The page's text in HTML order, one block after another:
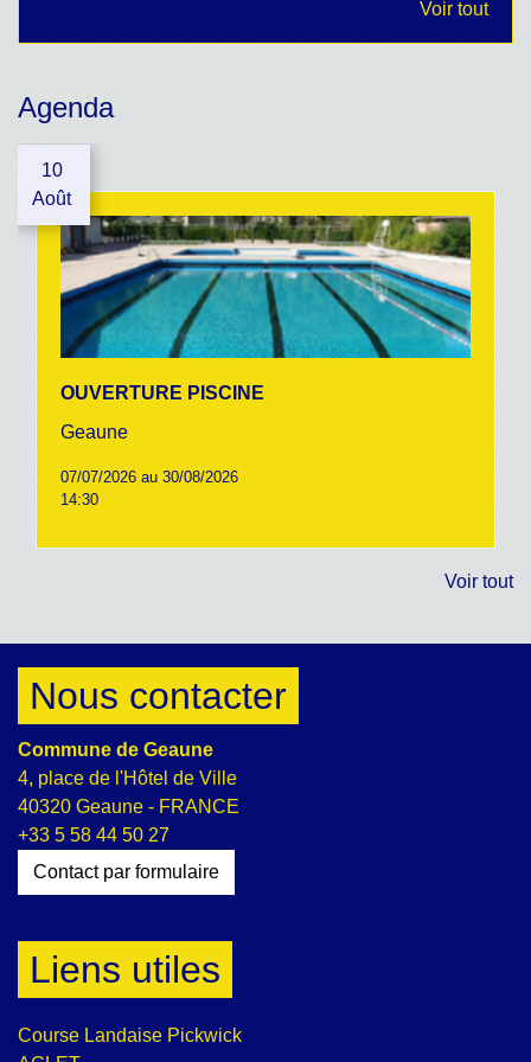
Voir tout
Agenda
10
Août
OUVERTURE PISCINE
Geaune
07/07/2026 au 30/08/2026
14:30
Voir tout
Nous contacter
Commune de Geaune
4, place de l'Hôtel de Ville
40320 Geaune - FRANCE
+33 5 58 44 50 27
Contact par formulaire
Liens utiles
Course Landaise Pickwick